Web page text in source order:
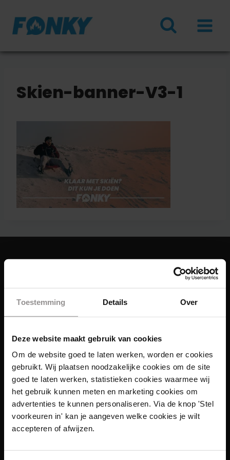
Toestemming Details Over
Deze website maakt gebruik van cookies
Om de website goed te laten werken, worden er cookies
gebruikt. Wij plaatsen noodzakelijke cookies om de site
goed te laten werken, statistieken cookies waarmee wij
het gebruik kunnen meten en marketing cookies om
advertenties te kunnen personaliseren. Via de knop 'Stel
voorkeuren in' kan je aangeven welke cookies je wilt
accepteren of afwijzen.
naar
inhoud
Skien-banner-V3-1